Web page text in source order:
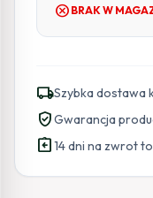
cancel BRAK W
local_shippingSzybka dostawa
verified_userGwarancja
assignment_return14 dni na zwrot